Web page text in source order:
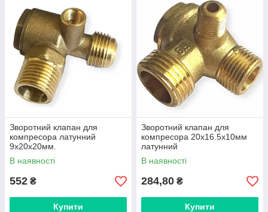
Зворотний клапан для
компресора латунний
9х20х20мм.
В наявності
552 ₴
Купити
Зворотний клапан для
компресора 20х16.5х10мм
латунний
В наявності
284,80 ₴
Купити